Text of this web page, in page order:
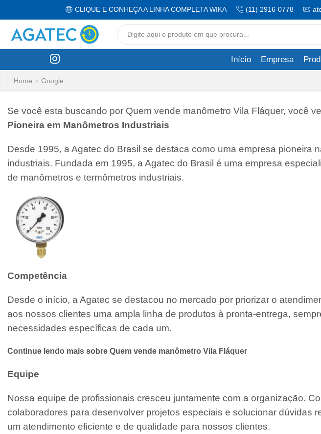
CLIQUE E CONHEÇA A LINHA COMPLETA WIKA (11) 2916-0778
Início Empresa
Home Google
Se você esta buscando por Quem vende manômetro Vila Fláquer, você
Pioneira em Manômetros Industriais
Desde 1995, a Agatec do Brasil se destaca como uma empresa pioneira
industriais. Fundada em 1995, a Agatec do Brasil é uma empresa
de manômetros e termômetros industriais.
Competência
Desde o início, a Agatec se destacou no mercado por priorizar o
aos nossos clientes uma ampla linha de produtos à pronta-entrega,
necessidades específicas de cada um.
Continue lendo mais sobre Quem vende manômetro Vila Fláquer
Equipe
Nossa equipe de profissionais cresceu juntamente com a organização.
colaboradores para desenvolver projetos especiais e solucionar dúvidas
um atendimento eficiente e de qualidade para nossos clientes.